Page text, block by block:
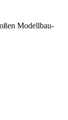
Modellbau-